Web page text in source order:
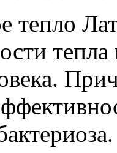
тепло
тепла